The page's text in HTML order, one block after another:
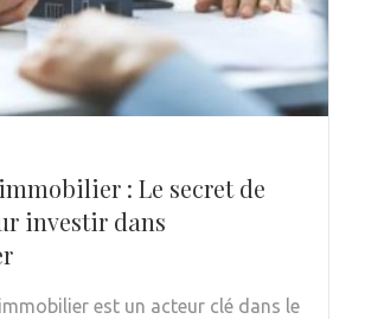
: Le secret de
investir dans
est un acteur clé dans le